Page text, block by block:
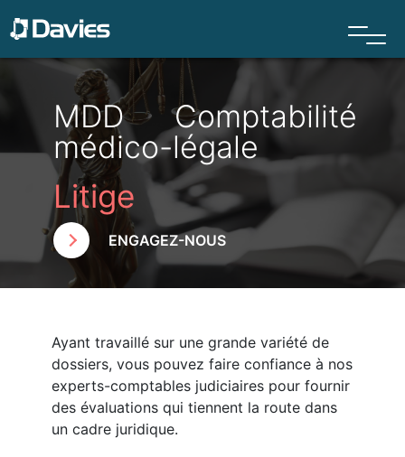
MDD Comptabilité
médico-légale
Litige
ENGAGEZ-NOUS
Ayant travaillé sur une grande variété de
dossiers, vous pouvez faire confiance à nos
experts-comptables judiciaires pour fournir
des évaluations qui tiennent la route dans
un cadre juridique.